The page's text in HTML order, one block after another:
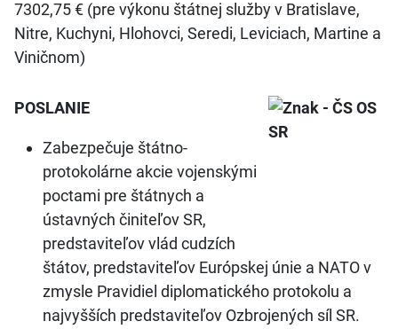
7302,75 € (pre výkonu štátnej služby v Bratislave,
Nitre, Kuchyni, Hlohovci, Seredi, Leviciach, Martine a
Viničnom)
POSLANIE
Zabezpečuje štátno-
protokolárne akcie vojenskými
poctami pre štátnych a
ústavných činiteľov SR,
predstaviteľov vlád cudzích
štátov, predstaviteľov Európskej únie a NATO v
zmysle Pravidiel diplomatického protokolu a
najvyšších predstaviteľov Ozbrojených síl SR.